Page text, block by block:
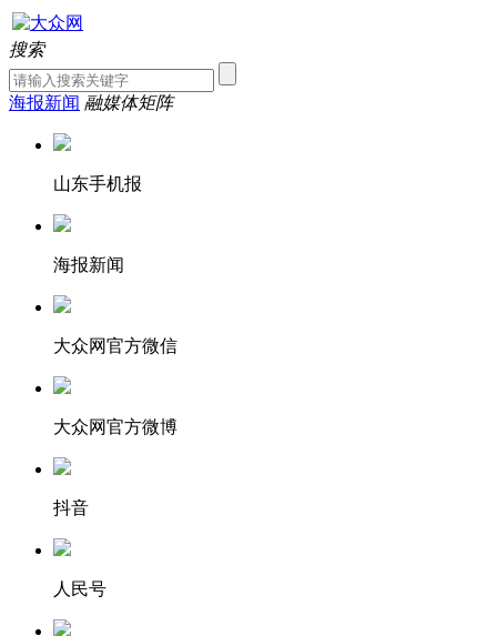
搜索
海报新闻 融媒体矩阵
山东手机报
海报新闻
大众网官方微信
大众网官方微博
抖音
人民号